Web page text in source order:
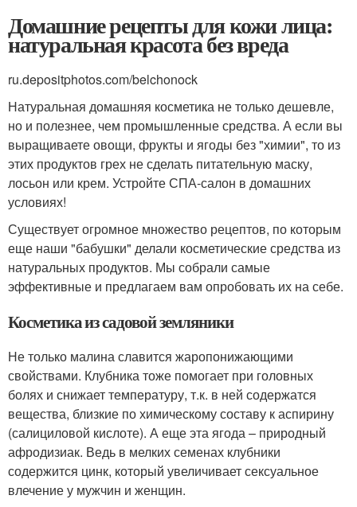
Домашние рецепты для кожи лица:
натуральная красота без вреда
ru.depositphotos.com/belchonock
Натуральная домашняя косметика не только дешевле,
но и полезнее, чем промышленные средства. А если вы
выращиваете овощи, фрукты и ягоды без "химии", то из
этих продуктов грех не сделать питательную маску,
лосьон или крем. Устройте СПА-салон в домашних
условиях!
Существует огромное множество рецептов, по которым
еще наши "бабушки" делали косметические средства из
натуральных продуктов. Мы собрали самые
эффективные и предлагаем вам опробовать их на себе.
Косметика из садовой земляники
Не только малина славится жаропонижающими
свойствами. Клубника тоже помогает при головных
болях и снижает температуру, т.к. в ней содержатся
вещества, близкие по химическому составу к аспирину
(салициловой кислоте). А еще эта ягода – природный
афродизиак. Ведь в мелких семенах клубники
содержится цинк, который увеличивает сексуальное
влечение у мужчин и женщин.